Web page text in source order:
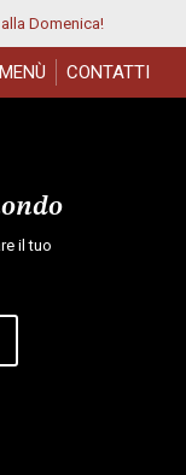
Domenica!
MENÙ CONTATTI
il tuo